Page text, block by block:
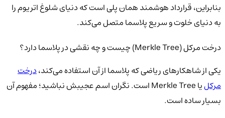
بنابراین، قرارداد هوشمند همان پلی است که دنیای شلوغ اتریوم را
به دنیای خلوت و سریع پلاسما متصل می‌کند.
درخت مرکل (Merkle Tree) چیست و چه نقشی در پلاسما دارد؟
یکی از شاهکارهای ریاضی که پلاسما از آن استفاده می‌کند،درخت
مرکلیا Merkle Tree
است. نگران اسم عجیبش نباشید؛ مفهوم آن
بسیار ساده است.